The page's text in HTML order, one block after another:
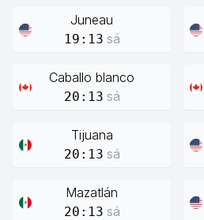
Juneau
19:13 sá
Caballo blanco
20:13 sá
Tijuana
20:13 sá
Mazatlán
20:13 sá